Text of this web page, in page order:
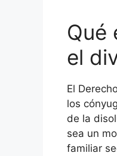
Qué
el
El
los
de la
sea un
familiar